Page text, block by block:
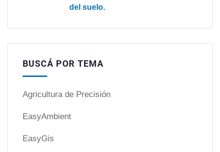
del suelo.
BUSCÁ POR TEMA
Agricultura de Precisión
EasyAmbient
EasyGis